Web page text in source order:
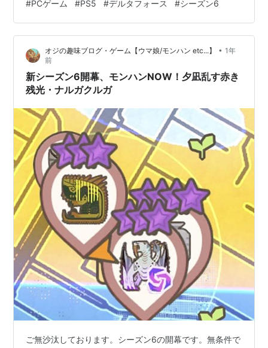
ュしました。 初めてこれほどのKDで終われたのは感無量
です。 シーズン6も、メインもサブもD-Wolfで走り回っ
て司令官目指そうと思うので、よろしくお願いします。
メインもサブも司令官★10の5400ポイントくらい。 累
計で100時間くらいしか遊んでおらず、あまりやって…
#PCゲーム #PS5 #デルタフォース #シーズン6
オジの趣味ブログ・ゲーム【ウマ娘/モンハン etc...】 • 1年
前
新シーズン6開幕、モンハンNOW！夕凪乱す赤き
残光・ナルガクルガ
ご無沙汰しております。シーズン6の開幕です。無条件で